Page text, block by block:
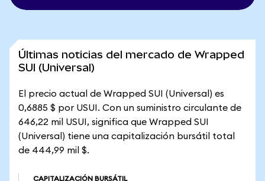
Últimas noticias del mercado de Wrapped
SUI (Universal)
El precio actual de Wrapped SUI (Universal) es
0,6885 $ por USUI. Con un suministro circulante de
646,22 mil USUI, significa que Wrapped SUI
(Universal) tiene una capitalización bursátil total
de 444,99 mil $.
CAPITALIZACIÓN BURSÁTIL